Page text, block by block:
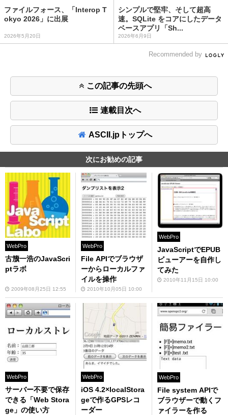
ファイルフォース、「Interop T
okyo 2026」に出展
2026年5月20日
シンプルで堅牢、そして超高
速。SQLite をコアにしたデータ
ベースアプリ「Sh...
2026年6月9日
Recommended by
この記事の先頭へ
連載目次へ
ASCII.jpトップへ
次にお勧めの記事
WebPro
古籏一浩のJavaScri
ptラボ
2009年08月25日 12:55
WebPro
File APIでブラウザ
ーからローカルファ
イルを操作
2010年10月05日 10:00
WebPro
JavaScriptでEPUB
ビューアーを自作し
てみた
2010年11月15日 10:00
WebPro
サーバー不要で保存
できる「Web Stora
ge」の使い方
WebPro
iOS 4.2×localStora
geで作るGPSレコ
ーダー
WebPro
File system APIで
ブラウザーで動くフ
ァイラーを作る